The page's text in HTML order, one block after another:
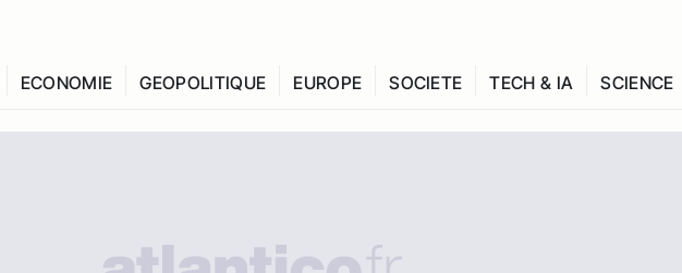
ECONOMIE GEOPOLITIQUE EUROPE SOCIETE TECH & IA SCIENCE